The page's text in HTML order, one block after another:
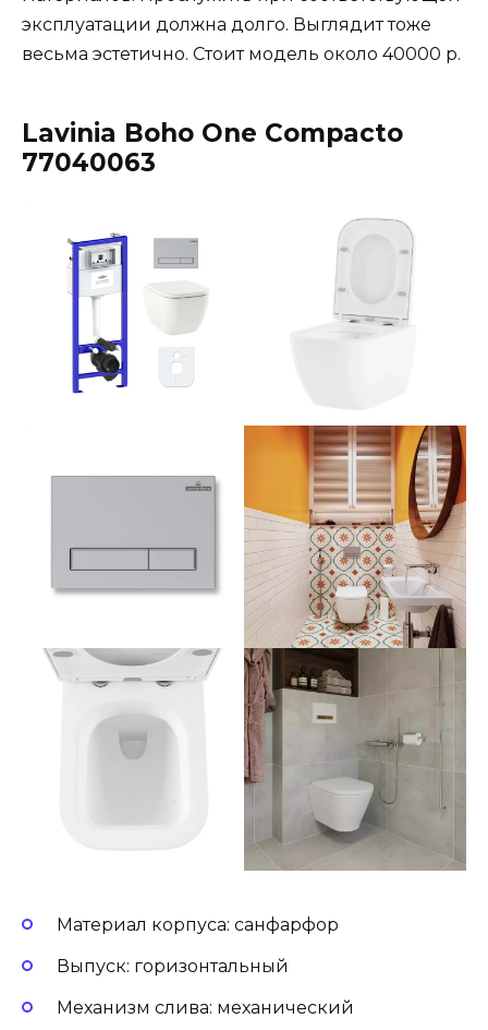
эксплуатации должна долго. Выглядит тоже
весьма эстетично. Стоит модель около 40000 р.
Lavinia Boho One Compacto
77040063
Материал корпуса: санфарфор
Выпуск: горизонтальный
Механизм слива: механический